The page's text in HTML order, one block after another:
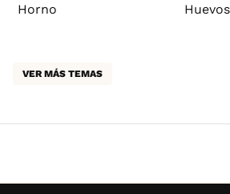
Horno Huevos
VER MÁS TEMAS